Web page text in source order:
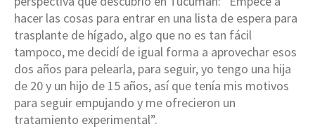
hacer las cosas para entrar en una lista de espera para
trasplante de hígado, algo que no es tan fácil
tampoco, me decidí de igual forma a aprovechar esos
dos años para pelearla, para seguir, yo tengo una hija
de 20 y un hijo de 15 años, así que tenía mis motivos
para seguir empujando y me ofrecieron un
tratamiento experimental”.